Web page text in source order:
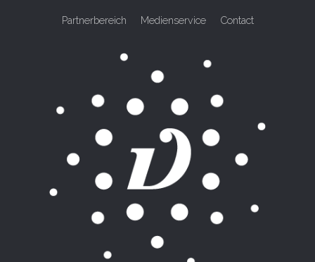
Partnerbereich Medienservice Contact